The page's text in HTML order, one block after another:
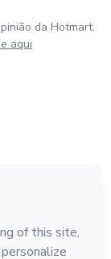
da Hotmart.
aqui